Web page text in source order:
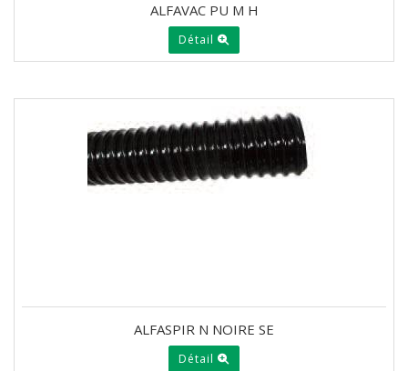
ALFAVAC PU M H
Détail
ALFASPIR N NOIRE SE
Détail